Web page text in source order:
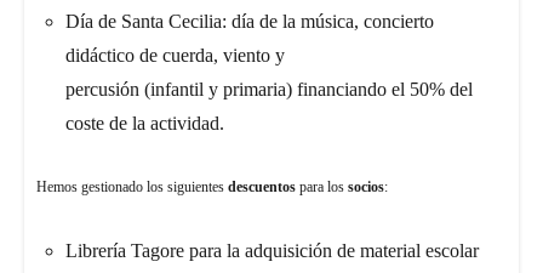
Día de Santa Cecilia: día de la música, concierto
didáctico de cuerda, viento y
percusión (infantil y primaria) financiando el 50% del
coste de la actividad.
Hemos gestionado los siguientes descuentos para los socios:
Librería Tagore para la adquisición de material escolar